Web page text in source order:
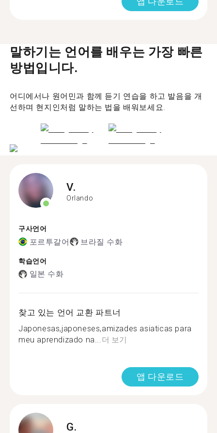
말하기는 언어를 배우는 가장 빠른
방법입니다.
어디에서나 원어민과 함께 듣기 연습을 하고 발음을 개
선하며 현지인처럼 말하는 법을 배워보세요.
V.
Orlando
구사언어
포르투갈어 브라질 수화
학습언어
일본 수화
찾고 있는 언어 교환 파트너
Japonesas,japoneses,amizades asiaticas para
meu aprendizado na...더 보기
앱 다운로드
G.